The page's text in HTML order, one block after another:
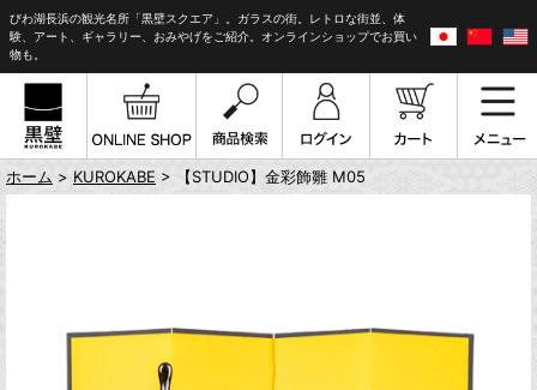
びわ湖長浜の観光名所「黒壁スクエア」。ガラスの街。レトロな街並、体
験、アート、ギャラリー、おみやげをご紹介。オンラインショップでお買い
物も。
ホーム > KUROKABE > 【STUDIO】金彩飾雛 M05